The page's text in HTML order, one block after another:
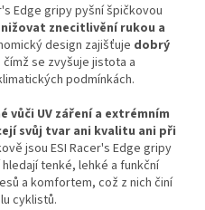
Edge gripy pyšní špičkovou
znecitlivění rukou a
design zajišťuje dobrý
čímž se zvyšuje jistota a
podmínkách.
vůči UV záření a extrémním
svůj tvar ani kvalitu ani při
jsou ESI Racer's Edge gripy
tenké, lehké a funkční
a komfortem, což z nich činí
cyklistů.